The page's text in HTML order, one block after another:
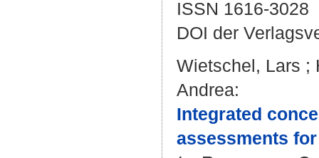
ISSN 1616-3028
DOI der
Wietschel, Lars ;
Andrea:
Integrated
assessments